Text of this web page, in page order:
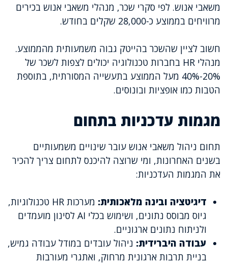
משאבי אנוש. לפי סקרי שכר, מנהלי משאבי אנוש בכירים
מרוויחים בממוצע כ-28,000 שקלים בחודש.
חשוב לציין שהשכר בהייטק גבוה משמעותית מהממוצע.
מנהלי HR בחברות טכנולוגיה יכולים לצפות לשכר של
20%-40% מעל הממוצע בתעשייה המסורתית, בתוספת
הטבות כמו אופציות ובונוסים.
מגמות עדכניות בתחום
תחום ניהול משאבי אנוש עובר שינויים משמעותיים
בשנים האחרונות, ומי שרוצה להיכנס לתחום צריך להכיר
את המגמות העדכניות:
דיגיטציה ובינה מלאכותית:
מערכות HR טכנולוגיות,
גיוס מבוסס נתונים, ושימוש בכלי AI לסינון מועמדים
ולניתוח נתונים ארגוניים.
עבודה היברידית: ניהול עובדים במודל עבודה גמיש,
בניית תרבות ארגונית מרחוק, ואתגרי מעורבות